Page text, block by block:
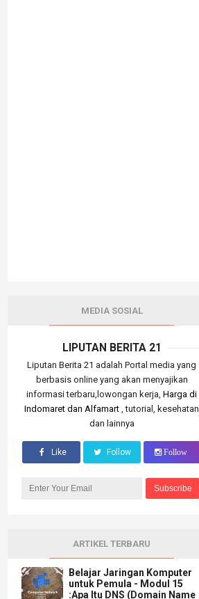
MEDIA SOSIAL
LIPUTAN BERITA 21
Liputan Berita 21 adalah Portal media yang
berbasis online yang akan menyajikan
informasi terbaru,lowongan kerja,Harga di
Indomaret dan Alfamart , tutorial, kesehatan
dan lainnya
Like Follow Follow
ARTIKEL TERBARU
Belajar Jaringan Komputer
untuk Pemula - Modul 15
:Apa Itu DNS (Domain Name